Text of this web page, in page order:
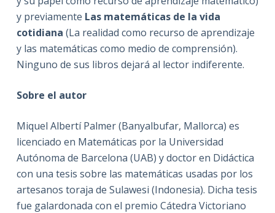
y previamente Las matemáticas de la vida
cotidiana (La realidad como recurso de aprendizaje
y las matemáticas como medio de comprensión).
Ninguno de sus libros dejará al lector indiferente.
Sobre el autor
Miquel Albertí Palmer (Banyalbufar, Mallorca) es
licenciado en Matemáticas por la Universidad
Autónoma de Barcelona (UAB) y doctor en Didáctica
con una tesis sobre las matemáticas usadas por los
artesanos toraja de Sulawesi (Indonesia). Dicha tesis
fue galardonada con el premio Cátedra Victoriano